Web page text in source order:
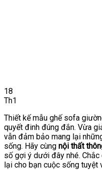
18
Th1
Thiết kế mẫu ghế sofa
quyết đinh đúng đắn. Vừa
vẫn đảm bảo mang lại
sống. Hãy cùng nội thất
số gợi ý dưới đây nhé.
lại cho bạn cuộc sống tuyệt